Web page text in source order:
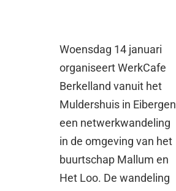
Woensdag 14 januari
organiseert WerkCafe
Berkelland vanuit het
Muldershuis in Eibergen
een netwerkwandeling
in de omgeving van het
buurtschap Mallum en
Het Loo. De wandeling